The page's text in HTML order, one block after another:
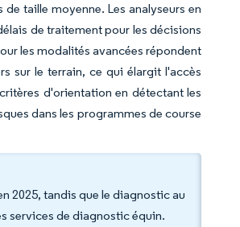
taille moyenne. Les analyseurs en
de traitement pour les décisions
les modalités avancées répondent
sur le terrain, ce qui élargit l'accès
d'orientation en détectant les
dans les programmes de course
2025, tandis que le diagnostic au
services de diagnostic équin.